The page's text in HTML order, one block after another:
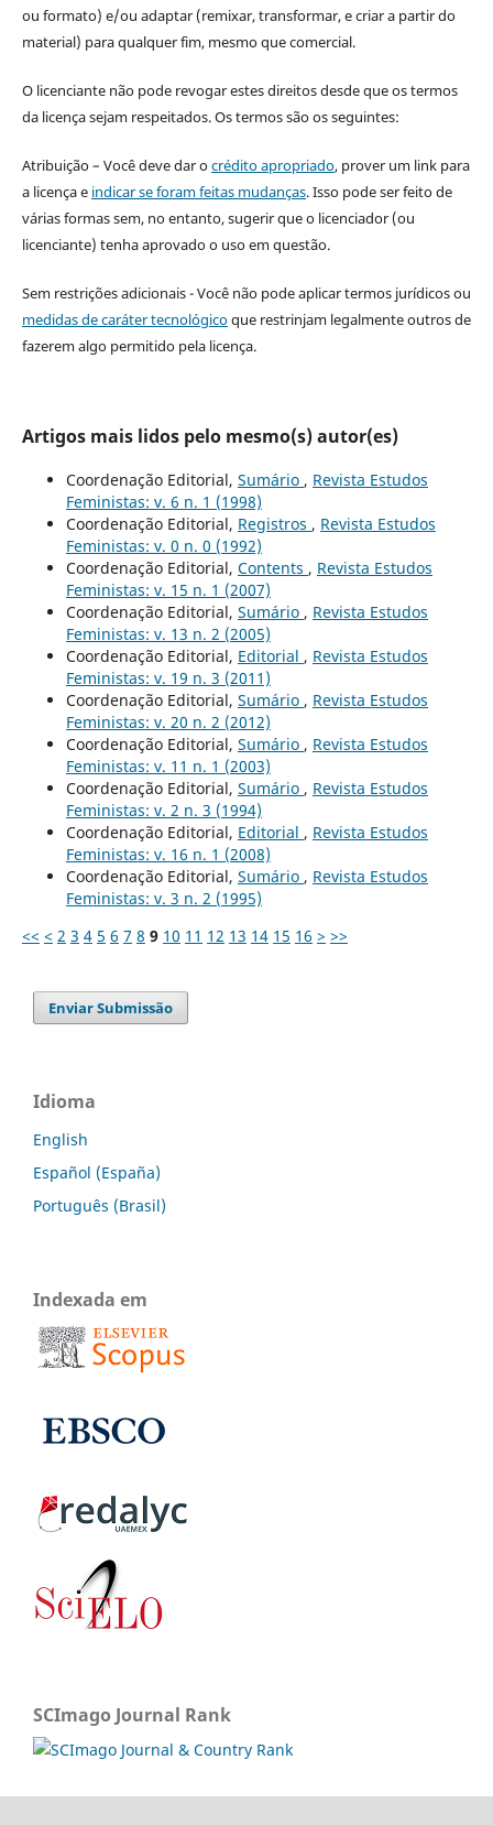
ou formato) e/ou adaptar (remixar, transformar, e criar a partir do
material) para qualquer fim, mesmo que comercial.
O licenciante não pode revogar estes direitos desde que os termos
da licença sejam respeitados. Os termos são os seguintes:
Atribuição – Você deve dar ocrédito apropriado, prover um link para
a licença e indicar se foram feitas mudanças. Isso pode ser feito de
várias formas sem, no entanto, sugerir que o licenciador (ou
licenciante) tenha aprovado o uso em questão.
Sem restrições adicionais - Você não pode aplicar termos jurídicos ou
medidas de caráter tecnológicoque restrinjam legalmente outros de
fazerem algo permitido pela licença.
Artigos mais lidos pelo mesmo(s) autor(es)
Coordenação Editorial, Sumário , Revista Estudos
Feministas: v. 6 n. 1 (1998)
Coordenação Editorial, Registros , Revista Estudos
Feministas: v. 0 n. 0 (1992)
Coordenação Editorial, Contents , Revista Estudos
Feministas: v. 15 n. 1 (2007)
Coordenação Editorial, Sumário , Revista Estudos
Feministas: v. 13 n. 2 (2005)
Coordenação Editorial, Editorial , Revista Estudos
Feministas: v. 19 n. 3 (2011)
Coordenação Editorial, Sumário , Revista Estudos
Feministas: v. 20 n. 2 (2012)
Coordenação Editorial, Sumário , Revista Estudos
Feministas: v. 11 n. 1 (2003)
Coordenação Editorial, Sumário , Revista Estudos
Feministas: v. 2 n. 3 (1994)
Coordenação Editorial, Editorial , Revista Estudos
Feministas: v. 16 n. 1 (2008)
Coordenação Editorial, Sumário , Revista Estudos
Feministas: v. 3 n. 2 (1995)
<< < 2 3 4 5 6 7 8 9 10 11 12 13 14 15 16 > >>
Enviar Submissão
Idioma
English
Español (España)
Português (Brasil)
Indexada em
SCImago Journal Rank